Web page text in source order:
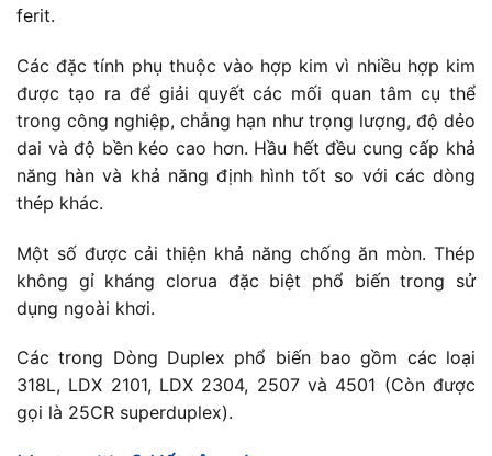
ferit.
Các đặc tính phụ thuộc vào hợp kim vì nhiều hợp kim
được tạo ra để giải quyết các mối quan tâm cụ thể
trong công nghiệp, chẳng hạn như trọng lượng, độ dẻo
dai và độ bền kéo cao hơn. Hầu hết đều cung cấp khả
năng hàn và khả năng định hình tốt so với các dòng
thép khác.
Một số được cải thiện khả năng chống ăn mòn. Thép
không gỉ kháng clorua đặc biệt phổ biến trong sử
dụng ngoài khơi.
Các trong Dòng Duplex phổ biến bao gồm các loại
318L, LDX 2101, LDX 2304, 2507 và 4501 (Còn được
gọi là 25CR superduplex).